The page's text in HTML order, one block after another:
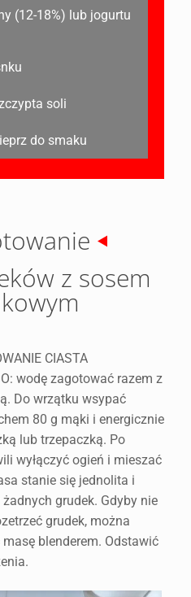
(12-18%) lub jogurtu
soli
do smaku
z sosem
CIASTA
wodę zagotować razem z
Do wrzątku wsypać
80 g mąki i energicznie
lub trzepaczką. Po
wyłączyć ogień i mieszać
stanie się jednolita i
żadnych grudek. Gdyby nie
grudek, można
blenderem. Odstawić